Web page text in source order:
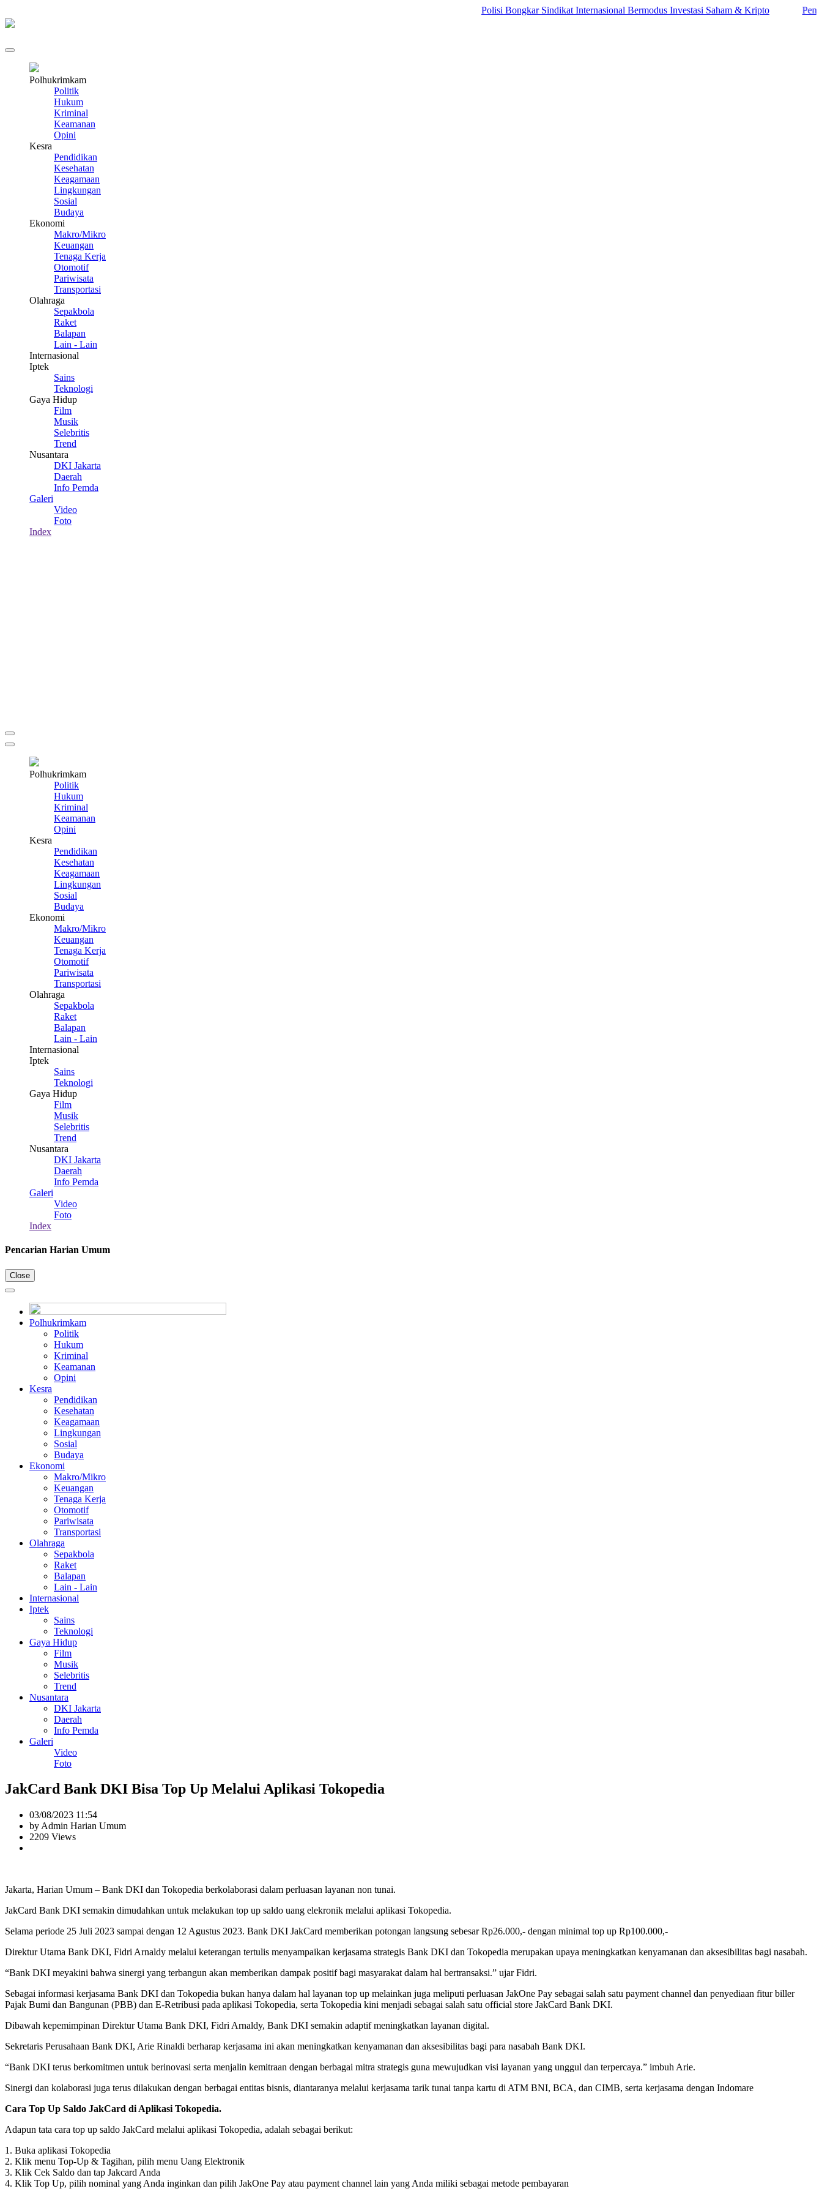
Polisi Bongkar Sindikat Internasional Bermodus Investasi Saham & Kripto Pengamat
Polhukrimkam
Politik
Hukum
Kriminal
Keamanan
Opini
Kesra
Pendidikan
Kesehatan
Keagamaan
Lingkungan
Sosial
Budaya
Ekonomi
Makro/Mikro
Keuangan
Tenaga Kerja
Otomotif
Pariwisata
Transportasi
Olahraga
Sepakbola
Raket
Balapan
Lain - Lain
Internasional
Iptek
Sains
Teknologi
Gaya Hidup
Film
Musik
Selebritis
Trend
Nusantara
DKI Jakarta
Daerah
Info Pemda
Galeri
Video
Foto
Index
Polhukrimkam
Politik
Hukum
Kriminal
Keamanan
Opini
Kesra
Pendidikan
Kesehatan
Keagamaan
Lingkungan
Sosial
Budaya
Ekonomi
Makro/Mikro
Keuangan
Tenaga Kerja
Otomotif
Pariwisata
Transportasi
Olahraga
Sepakbola
Raket
Balapan
Lain - Lain
Internasional
Iptek
Sains
Teknologi
Gaya Hidup
Film
Musik
Selebritis
Trend
Nusantara
DKI Jakarta
Daerah
Info Pemda
Galeri
Video
Foto
Index
Pencarian Harian Umum
Close
Polhukrimkam
Politik
Hukum
Kriminal
Keamanan
Opini
Kesra
Pendidikan
Kesehatan
Keagamaan
Lingkungan
Sosial
Budaya
Ekonomi
Makro/Mikro
Keuangan
Tenaga Kerja
Otomotif
Pariwisata
Transportasi
Olahraga
Sepakbola
Raket
Balapan
Lain - Lain
Internasional
Iptek
Sains
Teknologi
Gaya Hidup
Film
Musik
Selebritis
Trend
Nusantara
DKI Jakarta
Daerah
Info Pemda
Galeri
Video
Foto
JakCard Bank DKI Bisa Top Up Melalui Aplikasi Tokopedia
03/08/2023 11:54
by Admin Harian Umum
2209 Views
Jakarta, Harian Umum – Bank DKI dan Tokopedia berkolaborasi dalam perluasan layanan non tunai.
JakCard Bank DKI semakin dimudahkan untuk melakukan top up saldo uang elekronik melalui aplikasi Tokopedia.
Selama periode 25 Juli 2023 sampai dengan 12 Agustus 2023. Bank DKI JakCard memberikan potongan langsung sebesar Rp26.000,- dengan minimal top up Rp100.000,-
Direktur Utama Bank DKI, Fidri Arnaldy melalui keterangan tertulis menyampaikan kerjasama strategis Bank DKI dan Tokopedia merupakan upaya meningkatkan kenyamanan dan aksesibilitas bagi nasabah.
“Bank DKI meyakini bahwa sinergi yang terbangun akan memberikan dampak positif bagi masyarakat dalam hal bertransaksi.” ujar Fidri.
Sebagai informasi kerjasama Bank DKI dan Tokopedia bukan hanya dalam hal layanan top up melainkan juga meliputi perluasan JakOne Pay sebagai salah satu payment channel dan penyediaan fitur biller
Pajak Bumi dan Bangunan (PBB) dan E-Retribusi pada aplikasi Tokopedia, serta Tokopedia kini menjadi sebagai salah satu official store JakCard Bank DKI.
Dibawah kepemimpinan Direktur Utama Bank DKI, Fidri Arnaldy, Bank DKI semakin adaptif meningkatkan layanan digital.
Sekretaris Perusahaan Bank DKI, Arie Rinaldi berharap kerjasama ini akan meningkatkan kenyamanan dan aksesibilitas bagi para nasabah Bank DKI.
“Bank DKI terus berkomitmen untuk berinovasi serta menjalin kemitraan dengan berbagai mitra strategis guna mewujudkan visi layanan yang unggul dan terpercaya.” imbuh Arie.
Sinergi dan kolaborasi juga terus dilakukan dengan berbagai entitas bisnis, diantaranya melalui kerjasama tarik tunai tanpa kartu di ATM BNI, BCA, dan CIMB, serta kerjasama dengan Indomare
Cara Top Up Saldo JakCard di Aplikasi Tokopedia.
Adapun tata cara top up saldo JakCard melalui aplikasi Tokopedia, adalah sebagai berikut:
1. Buka aplikasi Tokopedia
2. Klik menu Top-Up & Tagihan, pilih menu Uang Elektronik
3. Klik Cek Saldo dan tap Jakcard Anda
4. Klik Top Up, pilih nominal yang Anda inginkan dan pilih JakOne Pay atau payment channel lain yang Anda miliki sebagai metode pembayaran